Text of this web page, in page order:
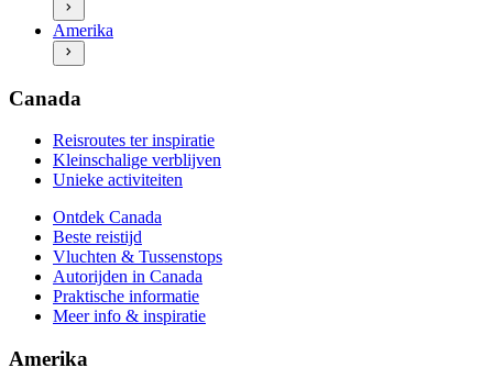
Praktische informatie
Meer info & inspiratie
Ontdek Amerika
Beste reistijd
Vluchten & Tussenstops
Praktische informatie
Amerika
Canada
Reisroutes ter inspiratie
Kleinschalige verblijven
Unieke activiteiten
Ontdek Canada
Beste reistijd
Vluchten & Tussenstops
Autorijden in Canada
Praktische informatie
Meer info & inspiratie
Amerika